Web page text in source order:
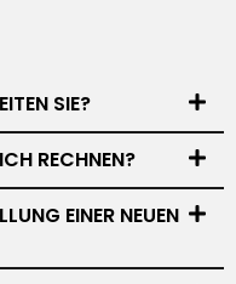
SIE?
RECHNEN?
EINER NEUEN